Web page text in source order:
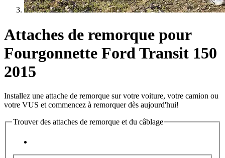
Attaches de remorque pour
Fourgonnette Ford Transit 150
2015
Installez une attache de remorque sur votre voiture, votre camion ou
votre VUS et commencez à remorquer dès aujourd'hui!
Trouver des attaches de remorque et du câblage